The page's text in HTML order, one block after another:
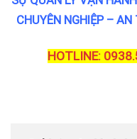
CHUYÊN NGHIỆP –
HOTLINE: